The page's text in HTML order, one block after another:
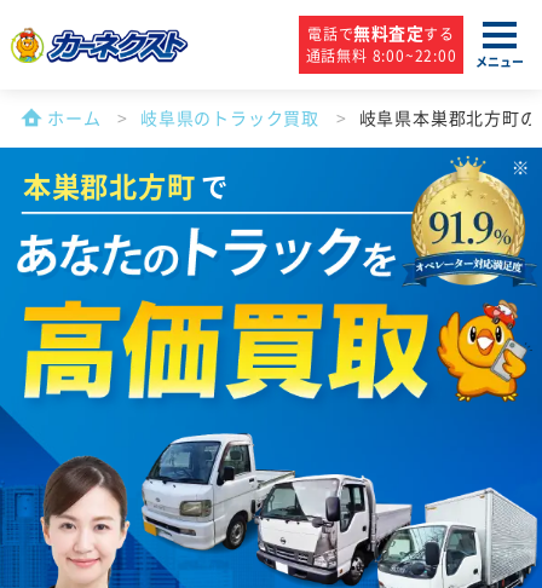
電話で無料査定する
通話無料 8:00~22:00
メニュー
ホーム 岐阜県のトラック買取 岐阜県本巣郡北方町
本巣郡北方町で